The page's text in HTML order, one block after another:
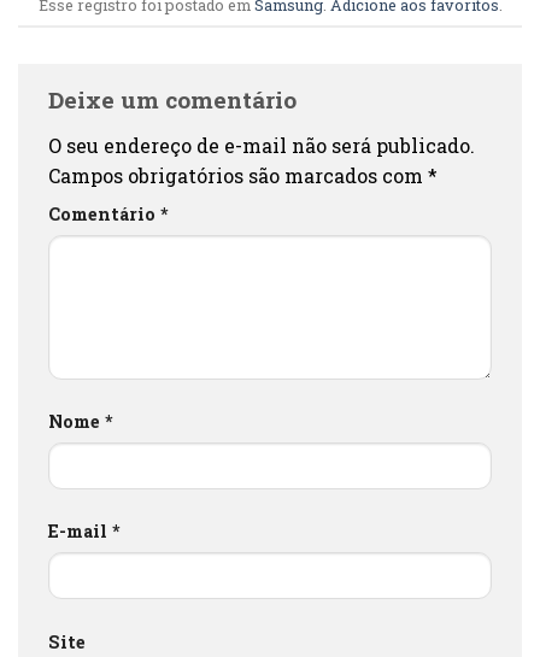
Esse registro foi postado em Samsung. Adicione aos favoritos
Deixe um comentário
O seu endereço de e-mail não será publicado.
Campos obrigatórios são marcados com *
Comentário *
Nome *
E-mail *
Site